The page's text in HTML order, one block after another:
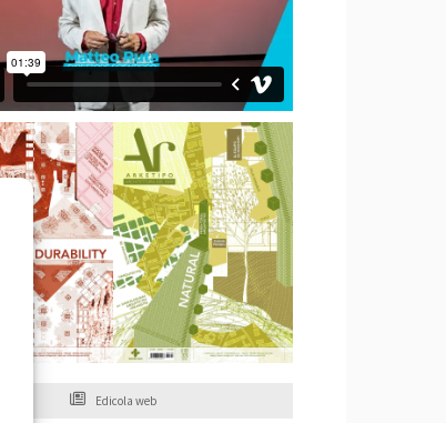
Edicola web